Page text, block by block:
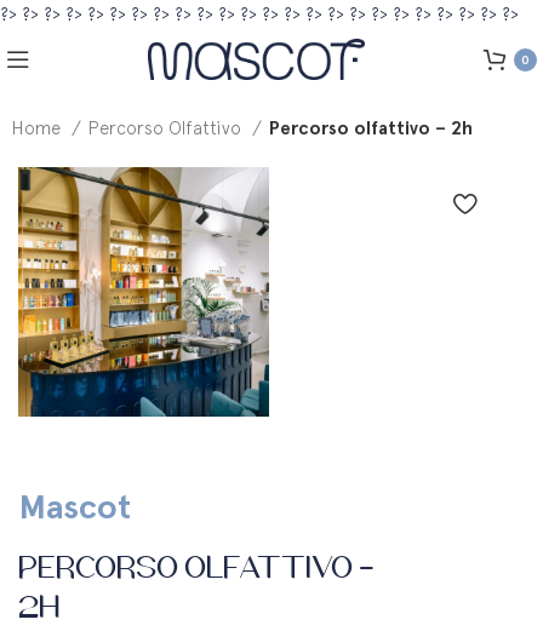
?> ?> ?> ?> ?> ?> ?> ?> ?> ?> ?> ?> ?> ?> ?> ?> ?> ?> ?> ?> ?> ?> ?> ?>
0
Home Percorso Olfattivo Percorso olfattivo – 2h
Mascot
Percorso olfattivo –
2h